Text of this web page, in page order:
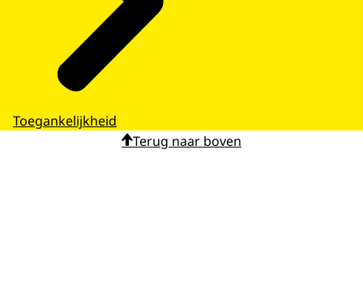
Toegankelijkheid
Terug naar boven